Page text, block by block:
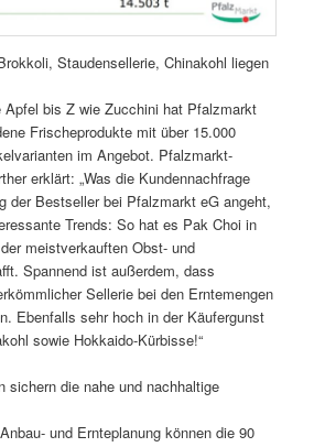
Staudensellerie, Chinakohl liegen
Apfel bis Z wie Zucchini hat Pfalzmarkt
Frischeprodukte mit über 15.000
im Angebot. Pfalzmarkt-
erklärt: „Was die Kundennachfrage
der Bestseller bei Pfalzmarkt eG angeht,
Trends: So hat es Pak Choi in
meistverkauften Obst- und
Spannend ist außerdem, dass
Sellerie bei den Erntemengen
Ebenfalls sehr hoch in der Käufergunst
sowie Hokkaido-Kürbisse!“
sichern die nahe und nachhaltige
und Ernteplanung können die 90